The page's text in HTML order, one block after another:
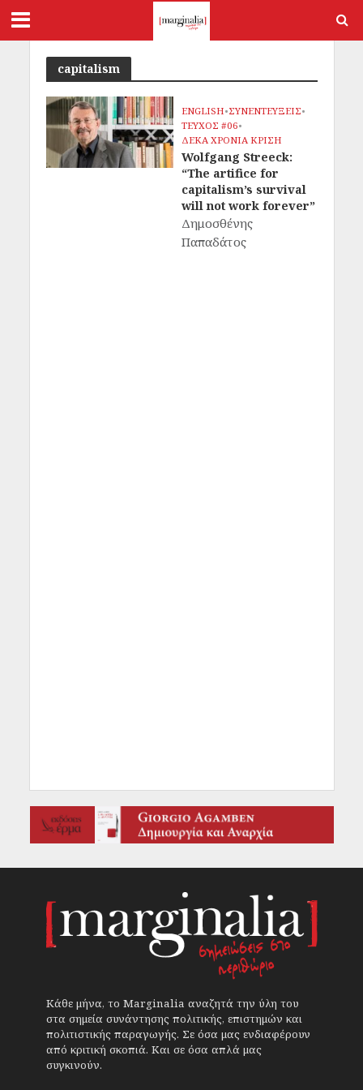
capitalism
ENGLISH•ΣΥΝΕΝΤΕΥΞΕΙΣ•
ΤΕΥΧΟΣ #06•
ΔΕΚΑ ΧΡΟΝΙΑ ΚΡΙΣΗ
Wolfgang Streeck:
“The artifice for
capitalism’s survival
will not work forever”
Δημοσθένης
Παπαδάτος
Κάθε μήνα, το Marginalia αναζητά την ύλη του
στα σημεία συνάντησης πολιτικής, επιστημών και
πολιτιστικής παραγωγής. Σε όσα μας ενδιαφέρουν
από κριτική σκοπιά. Και σε όσα απλά μας
συγκινούν.